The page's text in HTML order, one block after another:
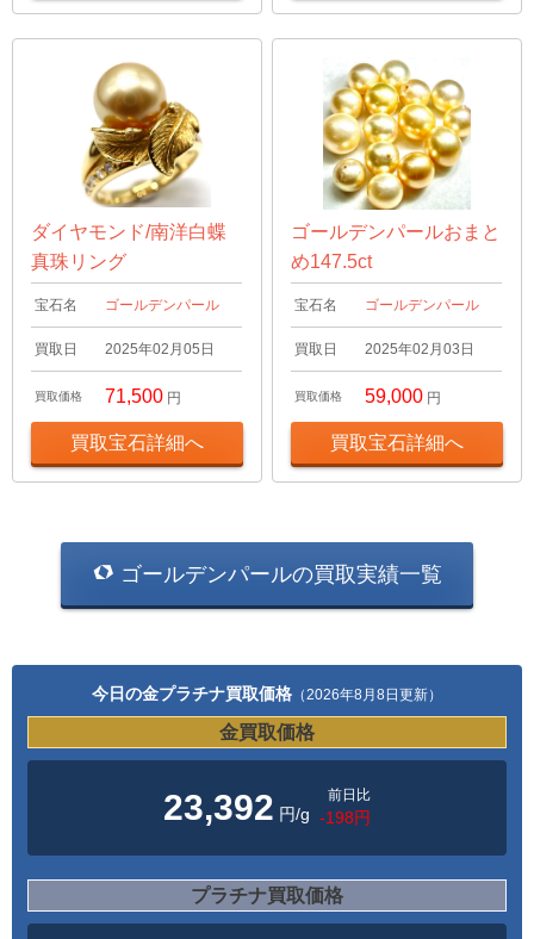
ダイヤモンド/南洋白蝶
真珠リング
宝石名 ゴールデンパール
買取日 2025年02月05日
買取価格 71,500 円
買取宝石詳細へ
ゴールデンパールおまと
め147.5ct
宝石名 ゴールデンパール
買取日 2025年02月03日
買取価格 59,000 円
買取宝石詳細へ
ゴールデンパールの買取実績一覧
今日の金プラチナ買取価格 （2026年8月8日更新）
金買取価格
23,392 円/g
前日比
-198円
プラチナ買取価格